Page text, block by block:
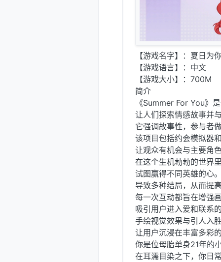
【游戏名字】：夏日
【游戏语言】：中文
【游戏大小】：700M
简介
《Summer For You》
让人们探索情感故事并
它强调故事性，参与者
该项目包括约会模拟器
让观众有机会与主要角
在这个生机勃勃的世界
试图赢得不同英雄的心
导致多种结局，从而提
每一次互动都旨在增强
吸引用户进入爱和联系
手绘视觉效果与引人入
让用户沉浸在丰富多彩
你是位母胎单身21年的
在耳濡目染之下，你日